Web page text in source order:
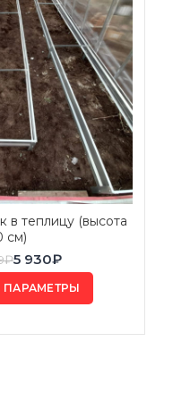
в теплицу (высота
см)
₽5 930₽
ПАРАМЕТРЫ